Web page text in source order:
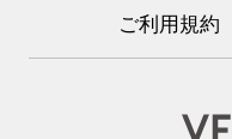
ご利用規約